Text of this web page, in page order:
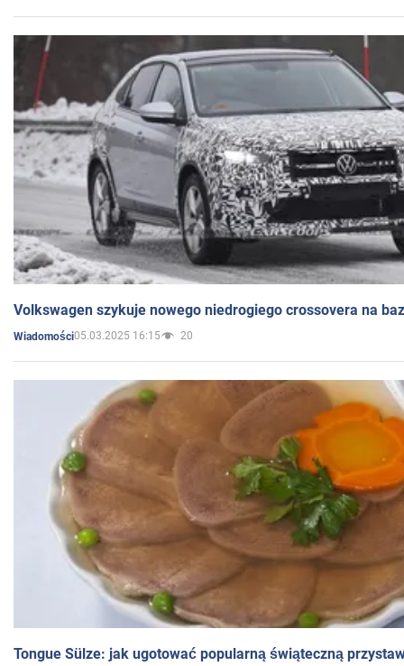
Volkswagen szykuje nowego niedrogiego crossovera na
Wiadomości05.03.2025 16:15 20
Tongue Sülze: jak ugotować popularną świąteczną